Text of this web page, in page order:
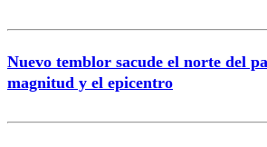
Nuevo temblor sacude el norte del
magnitud y el epicentro